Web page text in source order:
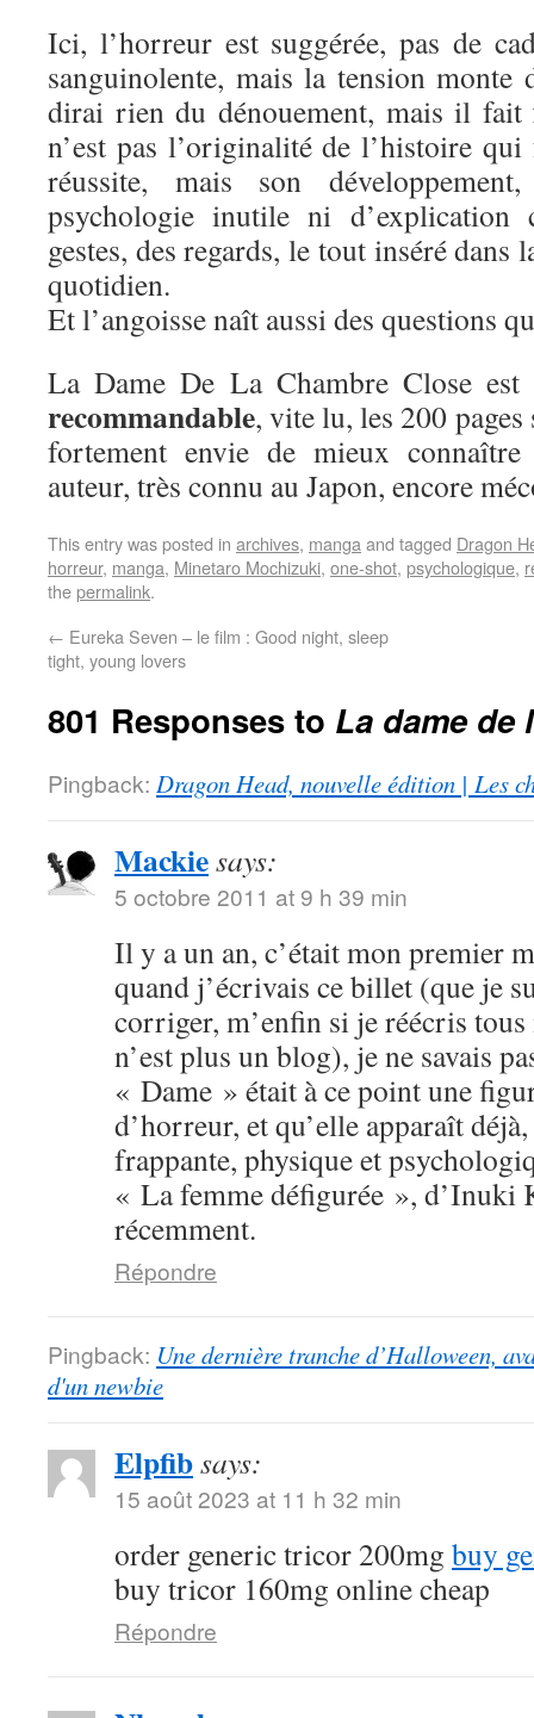
Ici, l’horreur est suggérée, pas de
sanguinolente, mais la tension monte
dirai rien du dénouement, mais il fait
n’est pas l’originalité de l’histoire
réussite, mais son
psychologie inutile ni d’explication
gestes, des regards, le tout inséré
quotidien.
Et l’angoisse naît aussi des questions
La Dame De La Chambre Close
recommandable, vite lu, les 200
fortement envie de mieux
auteur, très connu au Japon, encore
This entry was posted in archives, manga and tagged Dragon
horreur, manga, Minetaro Mochizuki, one-shot, psychologique,
thepermalink.
← Eureka Seven – le film : Good night, sleep
tight, young lovers
801 Responses to La dame de
Pingback: Dragon Head, nouvelle édition | Les
Mackiesays:
5 octobre 2011 at 9 h 39 min
Il y a un an, c’était mon premier
quand j’écrivais ce billet (que je
corriger, m’enfin si je réécris
n’est plus un blog), je ne savais
« Dame » était à ce point une
d’horreur, et qu’elle apparaît
frappante, physique et
« La femme défigurée », d’Inuki
récemment.
Répondre
Pingback: Une dernière tranche d’Halloween,
d'un newbie
Elpfibsays:
15 août 2023 at 11 h 32 min
order generic tricor 200mg buy
buy tricor 160mg online cheap
Répondre